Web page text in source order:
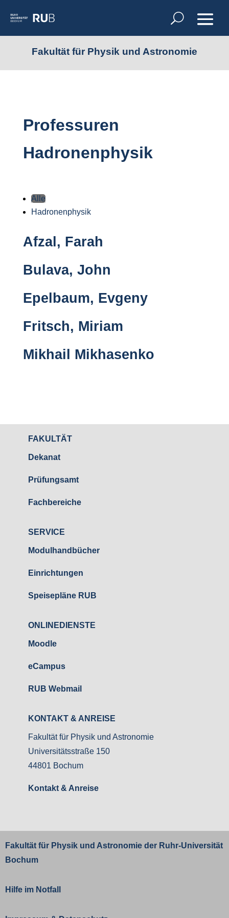
Fakultät für Physik und Astronomie
Professuren
Hadronenphysik
Alle
Hadronenphysik
Afzal, Farah
Bulava, John
Epelbaum, Evgeny
Fritsch, Miriam
Mikhail Mikhasenko
FAKULTÄT
Dekanat
Prüfungsamt
Fachbereiche
SERVICE
Modulhandbücher
Einrichtungen
Speisepläne RUB
ONLINEDIENSTE
Moodle
eCampus
RUB Webmail
KONTAKT & ANREISE
Fakultät für Physik und Astronomie
Universitätsstraße 150
44801 Bochum
Kontakt & Anreise
Fakultät für Physik und Astronomie der Ruhr-Universität
Bochum
Hilfe im Notfall